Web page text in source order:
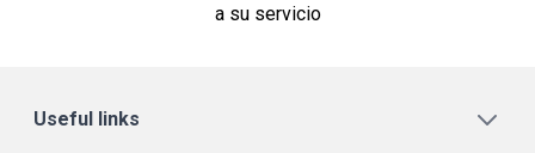
a su servicio
Useful links